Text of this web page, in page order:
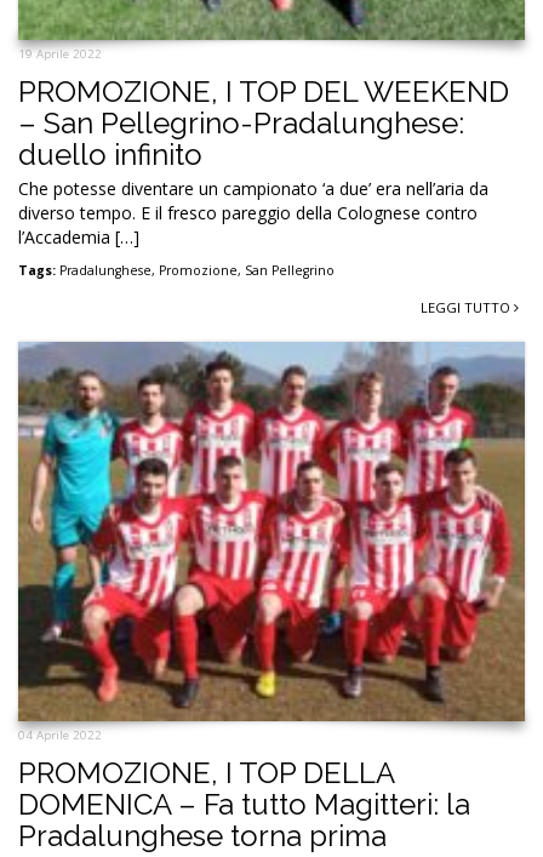
19 Aprile 2022
PROMOZIONE, I TOP DEL WEEKEND
– San Pellegrino-Pradalunghese:
duello infinito
Che potesse diventare un campionato ‘a due’ era nell’aria da
diverso tempo. E il fresco pareggio della Colognese contro
l’Accademia […]
Tags: Pradalunghese, Promozione, San Pellegrino
LEGGI TUTTO
04 Aprile 2022
PROMOZIONE, I TOP DELLA
DOMENICA – Fa tutto Magitteri: la
Pradalunghese torna prima